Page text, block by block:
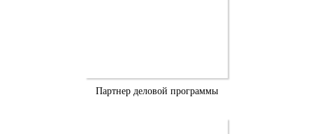
Партнер деловой программы